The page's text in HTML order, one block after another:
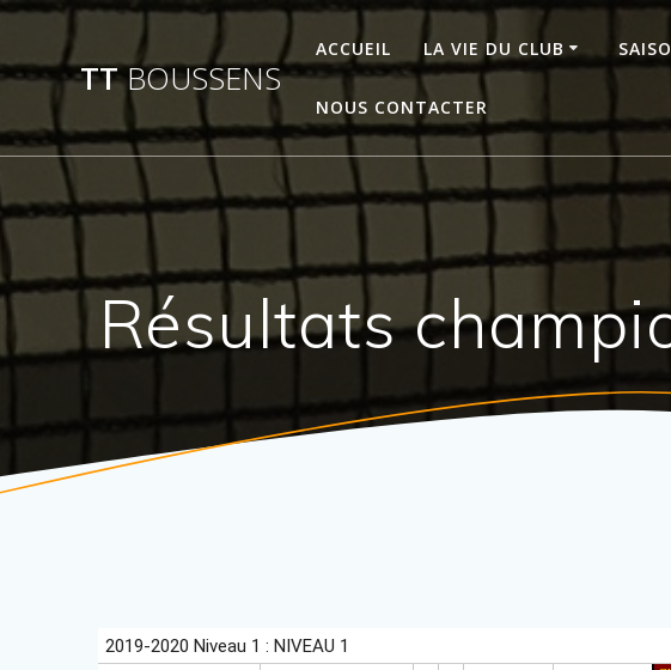
Passer
contenu TTBOUSSENS
ACCUEIL LA VIE DU CLUB
NOUS CONTACTER
Résultats